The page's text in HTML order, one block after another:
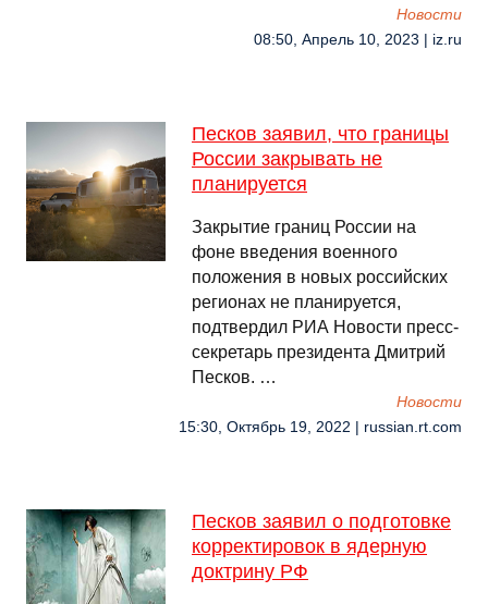
Новости
08:50, Апрель 10, 2023 | iz.ru
Песков заявил, что границы
России закрывать не
планируется
Закрытие границ России на
фоне введения военного
положения в новых российских
регионах не планируется,
подтвердил РИА Новости пресс-
секретарь президента Дмитрий
Песков. …
Новости
15:30, Октябрь 19, 2022 | russian.rt.com
Песков заявил о подготовке
корректировок в ядерную
доктрину РФ